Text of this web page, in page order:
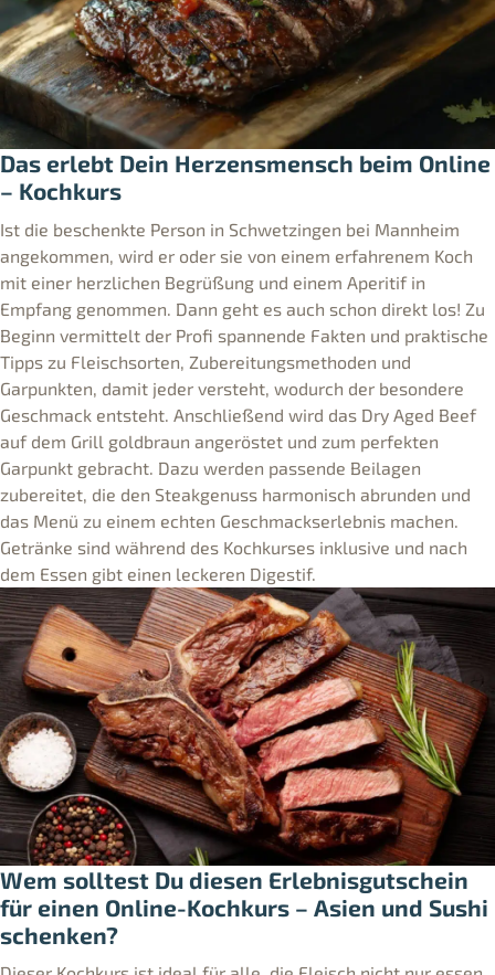
Das erlebt Dein Herzensmensch beim Online
– Kochkurs
Ist die beschenkte Person in Schwetzingen bei Mannheim
angekommen, wird er oder sie von einem erfahrenem Koch
mit einer herzlichen Begrüßung und einem Aperitif in
Empfang genommen. Dann geht es auch schon direkt los! Zu
Beginn vermittelt der Profi spannende Fakten und praktische
Tipps zu Fleischsorten, Zubereitungsmethoden und
Garpunkten, damit jeder versteht, wodurch der besondere
Geschmack entsteht. Anschließend wird das Dry Aged Beef
auf dem Grill goldbraun angeröstet und zum perfekten
Garpunkt gebracht. Dazu werden passende Beilagen
zubereitet, die den Steakgenuss harmonisch abrunden und
das Menü zu einem echten Geschmackserlebnis machen.
Getränke sind während des Kochkurses inklusive und nach
dem Essen gibt einen leckeren Digestif.
Wem solltest Du diesen Erlebnisgutschein
für einen Online-Kochkurs – Asien und Sushi
schenken?